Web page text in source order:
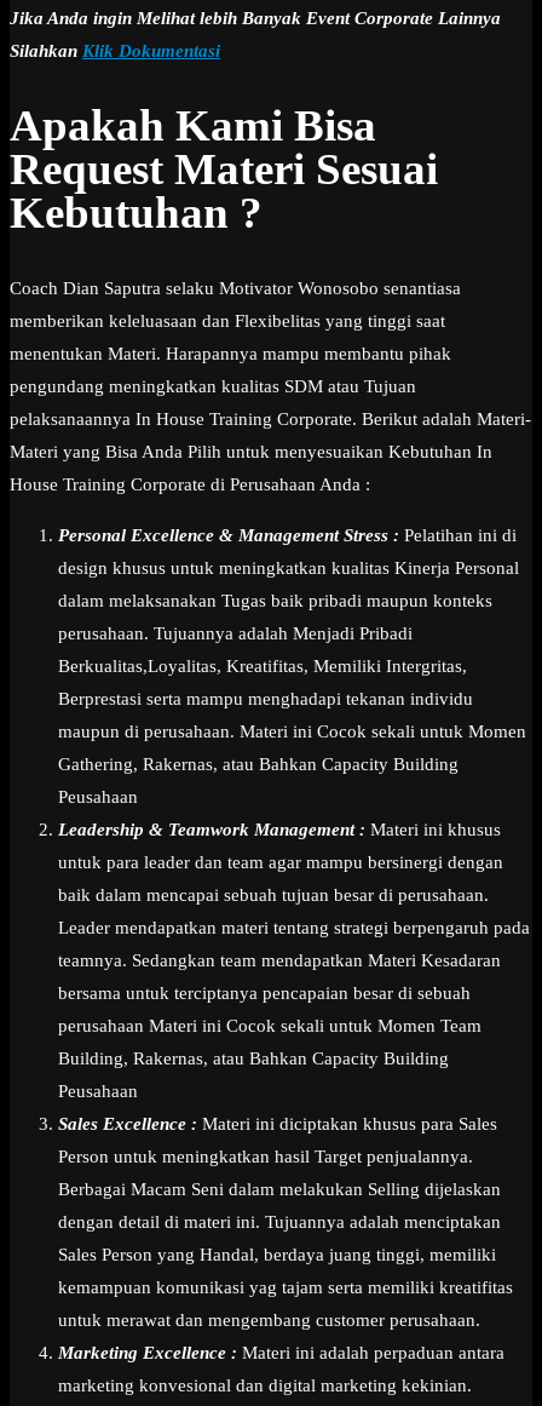
Jika Anda ingin Melihat lebih Banyak Event Corporate Lainnya
Silahkan Klik Dokumentasi
Apakah Kami Bisa
Request Materi Sesuai
Kebutuhan ?
Coach Dian Saputra selaku Motivator Wonosobo senantiasa
memberikan keleluasaan dan Flexibelitas yang tinggi saat
menentukan Materi. Harapannya mampu membantu pihak
pengundang meningkatkan kualitas SDM atau Tujuan
pelaksanaannya In House Training Corporate. Berikut adalah Materi-
Materi yang Bisa Anda Pilih untuk menyesuaikan Kebutuhan In
House Training Corporate di Perusahaan Anda :
Personal Excellence & Management Stress : Pelatihan ini di
design khusus untuk meningkatkan kualitas Kinerja Personal
dalam melaksanakan Tugas baik pribadi maupun konteks
perusahaan. Tujuannya adalah Menjadi Pribadi
Berkualitas,Loyalitas, Kreatifitas, Memiliki Intergritas,
Berprestasi serta mampu menghadapi tekanan individu
maupun di perusahaan. Materi ini Cocok sekali untuk Momen
Gathering, Rakernas, atau Bahkan Capacity Building
Peusahaan
Leadership & Teamwork Management : Materi ini khusus
untuk para leader dan team agar mampu bersinergi dengan
baik dalam mencapai sebuah tujuan besar di perusahaan.
Leader mendapatkan materi tentang strategi berpengaruh pada
teamnya. Sedangkan team mendapatkan Materi Kesadaran
bersama untuk terciptanya pencapaian besar di sebuah
perusahaan Materi ini Cocok sekali untuk Momen Team
Building, Rakernas, atau Bahkan Capacity Building
Peusahaan
Sales Excellence : Materi ini diciptakan khusus para Sales
Person untuk meningkatkan hasil Target penjualannya.
Berbagai Macam Seni dalam melakukan Selling dijelaskan
dengan detail di materi ini. Tujuannya adalah menciptakan
Sales Person yang Handal, berdaya juang tinggi, memiliki
kemampuan komunikasi yag tajam serta memiliki kreatifitas
untuk merawat dan mengembang customer perusahaan.
Marketing Excellence : Materi ini adalah perpaduan antara
marketing konvesional dan digital marketing kekinian.